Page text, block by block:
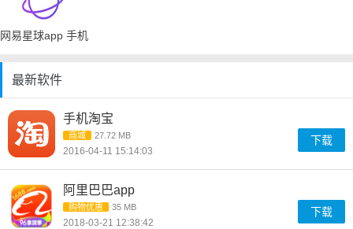
网易星球app 手机下载
最新软件
手机淘宝
商城 27.72 MB
2016-04-11 15:14:03
下载
阿里巴巴app
购物优惠 35 MB
2018-03-21 12:38:42
下载